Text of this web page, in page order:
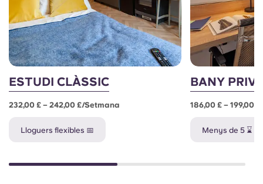
ESTUDI CLÀSSIC
232,00 £ – 242,00 £/setmana
Lloguers flexibles 📅
BANY
186,00 £ – 199,00
Menys de 5 ⌛